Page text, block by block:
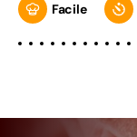
Facile